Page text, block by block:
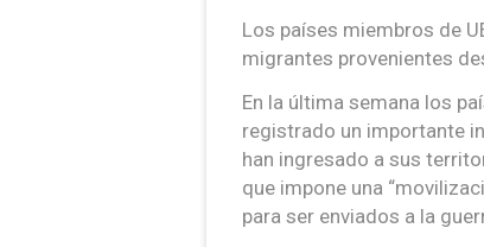
Los países miembros de
migrantes provenientes
En la última semana los
registrado un importante
han ingresado a sus
que impone una
para ser enviados a la